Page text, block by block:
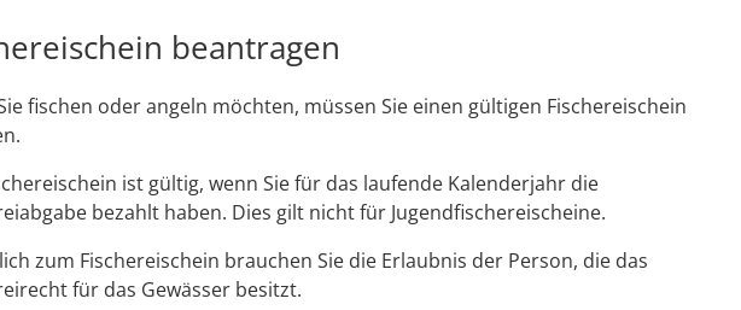
beantragen
fischen oder angeln möchten, müssen Sie einen gültigen Fischereischein
ist gültig, wenn Sie für das laufende Kalenderjahr die
bezahlt haben. Dies gilt nicht für Jugendfischereischeine.
zum Fischereischein brauchen Sie die Erlaubnis der Person, die das
für das Gewässer besitzt.